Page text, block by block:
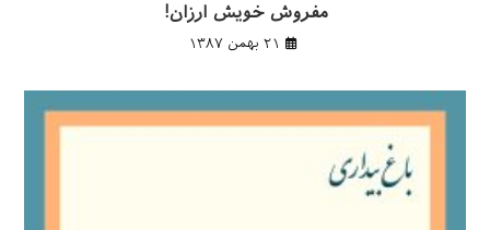
مفروش خویش ارزان!
۲۱ بهمن ۱۳۸۷